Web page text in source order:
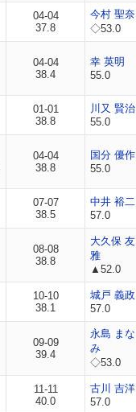
04-04
37.8
今村 聖奈
◇53.0
04-04
38.4
幸 英明
55.0
01-01
38.8
川又 賢治
55.0
04-04
38.8
国分 優作
55.0
07-07
38.5
中井 裕二
57.0
08-08
38.8
大久保 友
雅
▲52.0
10-10
38.1
城戸 義政
57.0
09-09
39.4
永島 まな
み
◇53.0
11-11
40.0
古川 吉洋
57.0